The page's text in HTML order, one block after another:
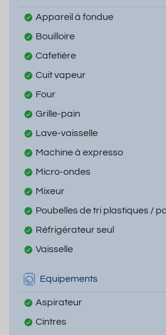
Appareil à fondue
Bouilloire
Cafetière
Cuit vapeur
Four
Grille-pain
Lave-vaisselle
Machine à expresso
Micro-ondes
Mixeur
Poubelles de tri plastiques /
Réfrigérateur seul
Vaisselle
Equipements
Aspirateur
Cintres